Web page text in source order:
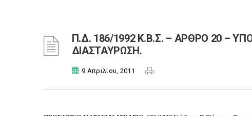
Π.Δ. 186/1992 Κ.Β.Σ. – ΑΡΘΡΟ 20 –
ΔΙΑΣΤΑΥΡΩΣΗ.
9 Απριλίου, 2011